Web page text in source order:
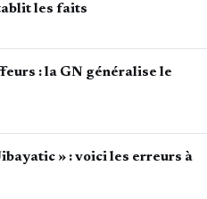
les faits
: la GN généralise le
» : voici les erreurs à